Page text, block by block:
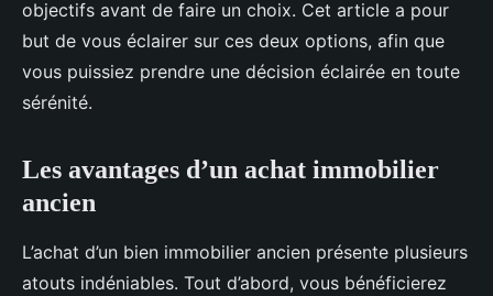
objectifs avant de faire un choix. Cet article a pour
but de vous éclairer sur ces deux options, afin que
vous puissiez prendre une décision éclairée en toute
sérénité.
Les avantages d’un achat immobilier
ancien
L’achat d’un bien immobilier ancien présente plusieurs
atouts indéniables. Tout d’abord, vous bénéficierez